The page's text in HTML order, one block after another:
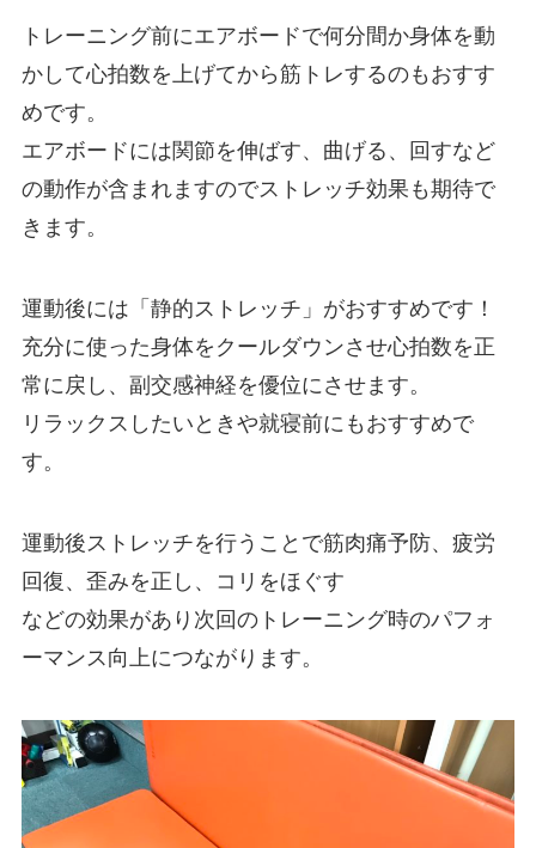
トレーニング前にエアボードで何分間か身体を動
かして心拍数を上げてから筋トレするのもおすす
めです。
エアボードには関節を伸ばす、曲げる、回すなど
の動作が含まれますのでストレッチ効果も期待で
きます。
運動後には「静的ストレッチ」がおすすめです！
充分に使った身体をクールダウンさせ心拍数を正
常に戻し、副交感神経を優位にさせます。
リラックスしたいときや就寝前にもおすすめで
す。
運動後ストレッチを行うことで筋肉痛予防、疲労
回復、歪みを正し、コリをほぐす
などの効果があり次回のトレーニング時のパフォ
ーマンス向上につながります。